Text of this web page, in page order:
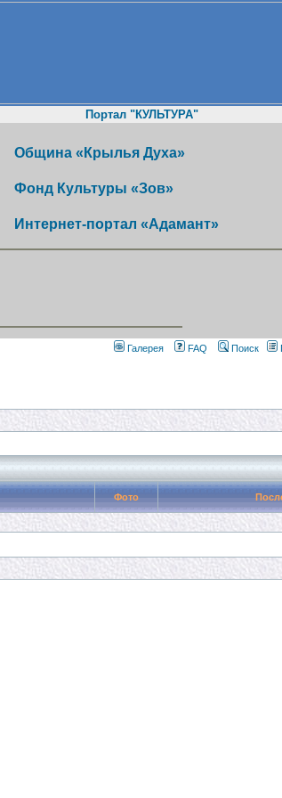
Портал "КУЛЬТУРА"
Община «Крылья Духа»
Фонд Культуры «Зов»
Интернет-портал «Адамант»
Галерея FAQ Поиск
Фото